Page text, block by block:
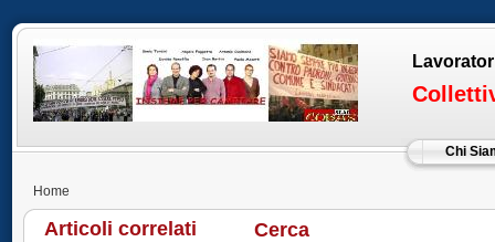
Chi
Home
Articoli correlati Cerca